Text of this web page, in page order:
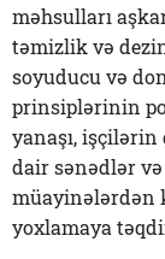
məhsulları
təmizlik və
soyuducu və
prinsiplərinin
yanaşı,
dair sənədlər
müayinələrdən
yoxlamaya